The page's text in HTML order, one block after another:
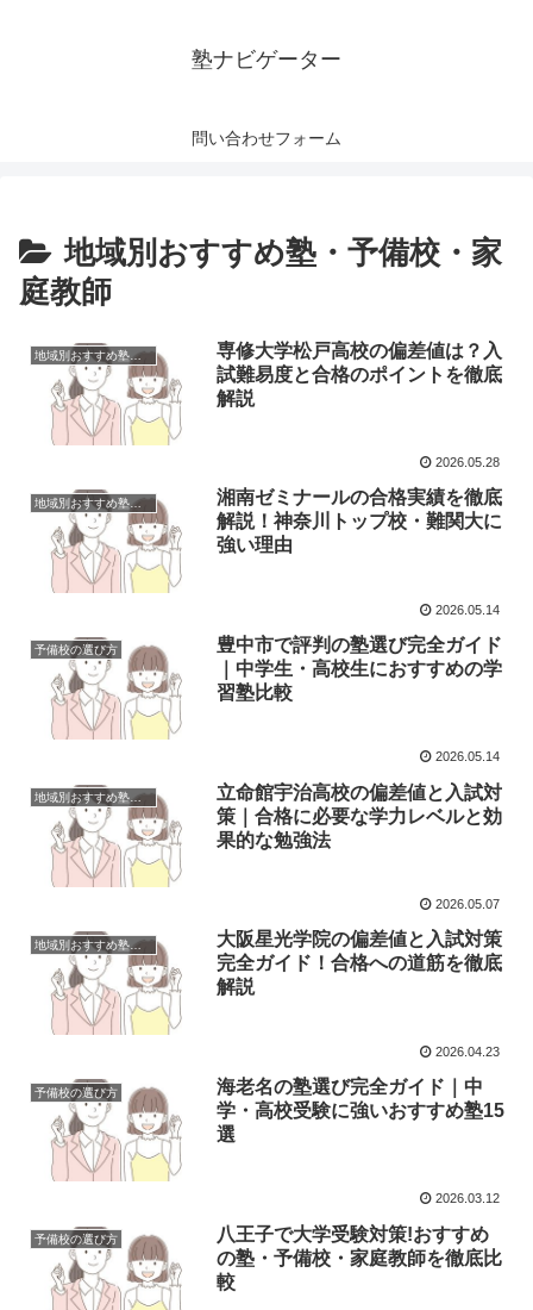
塾ナビゲーター
問い合わせフォーム
地域別おすすめ塾・予備校・家
庭教師
地域別おすすめ塾・予備校・家庭教師
専修大学松戸高校の偏差値は？入
試難易度と合格のポイントを徹底
解説
2026.05.28
地域別おすすめ塾・予備校・家庭教師
湘南ゼミナールの合格実績を徹底
解説！神奈川トップ校・難関大に
強い理由
2026.05.14
予備校の選び方
豊中市で評判の塾選び完全ガイド
｜中学生・高校生におすすめの学
習塾比較
2026.05.14
地域別おすすめ塾・予備校・家庭教師
立命館宇治高校の偏差値と入試対
策｜合格に必要な学力レベルと効
果的な勉強法
2026.05.07
地域別おすすめ塾・予備校・家庭教師
大阪星光学院の偏差値と入試対策
完全ガイド！合格への道筋を徹底
解説
2026.04.23
予備校の選び方
海老名の塾選び完全ガイド｜中
学・高校受験に強いおすすめ塾15
選
2026.03.12
予備校の選び方
八王子で大学受験対策!おすすめ
の塾・予備校・家庭教師を徹底比
較